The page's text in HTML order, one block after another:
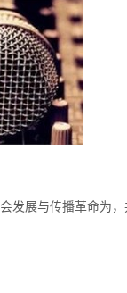
发展与传播革命为